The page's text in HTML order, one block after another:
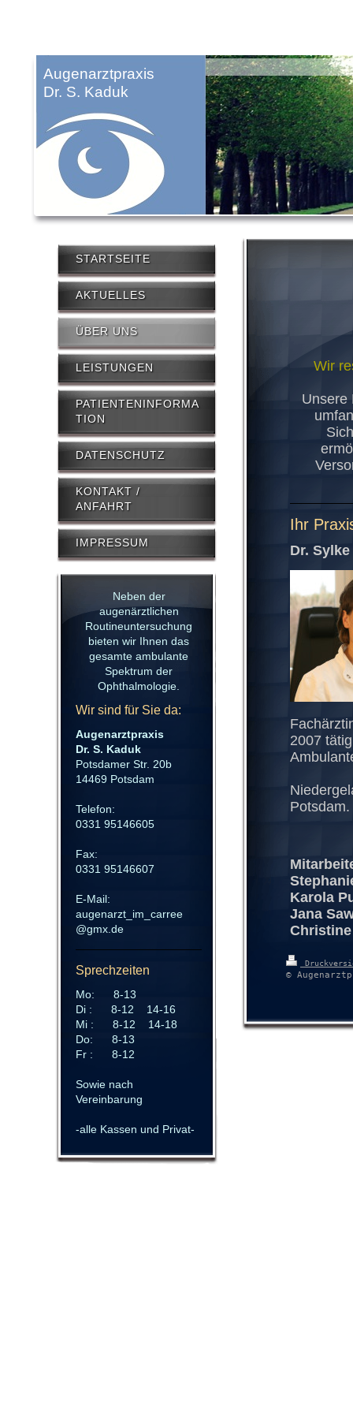
Augenarztpraxis
Dr. S. Kaduk
Wir
Unsere
Ihr
Dr.
2007
Potsdam.
Karola
Jana
©
STARTSEITE
AKTUELLES
ÜBER UNS
LEISTUNGEN
PATIENTENINFORMA
TION
DATENSCHUTZ
KONTAKT /
ANFAHRT
IMPRESSUM
Neben der
augenärztlichen
Routineuntersuchung
bieten wir Ihnen das
gesamte ambulante
Spektrum der
Ophthalmologie.
Wir sind für Sie da:
Augenarztpraxis
Dr. S. Kaduk
Potsdamer Str. 20b
14469 Potsdam
Telefon:
0331 95146605
Fax:
0331 95146607
E-Mail:
augenarzt_im_carree
@gmx.de
Sprechzeiten
Mo: 8-13
Di : 8-12 14-16
Mi : 8-12 14-18
Do: 8-13
Fr : 8-12
Sowie nach
Vereinbarung
-alle Kassen und Privat-